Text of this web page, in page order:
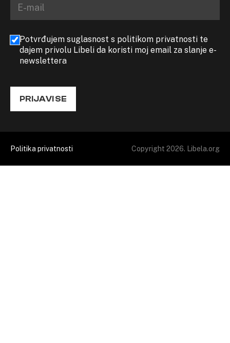
Potvrđujem suglasnost s politikom privatnosti te
dajem privolu Libeli da koristi moj email za slanje e-
newslettera
PRIJAVI SE
Politika privatnosti Copyright 2026. Libela.org